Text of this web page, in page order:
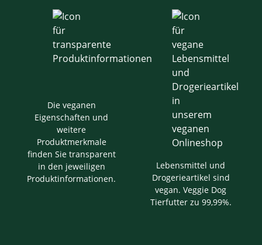
Die veganen
Eigenschaften und
weitere
Produktmerkmale
finden Sie transparent
in den jeweiligen
Produktinformationen.
Lebensmittel und
Drogerieartikel sind
vegan. Veggie Dog
Tierfutter zu 99,99%.